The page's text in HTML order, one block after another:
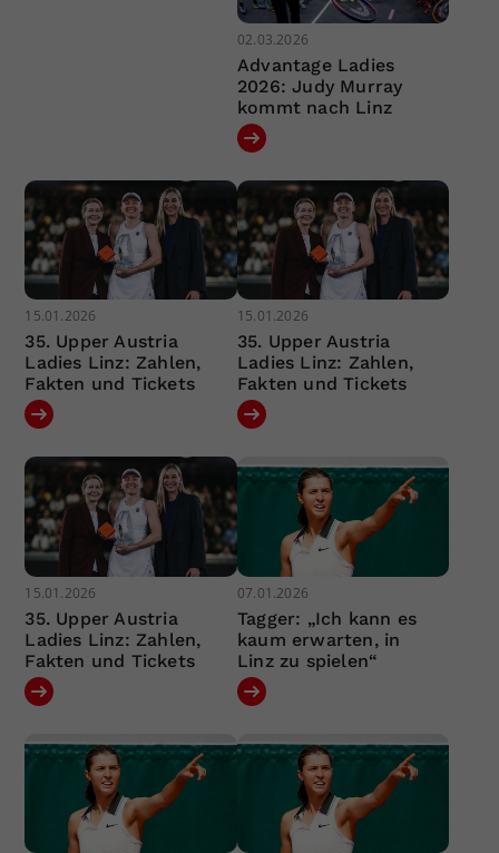
02.03.2026
Advantage Ladies
2026: Judy Murray
kommt nach Linz
15.01.2026
35. Upper Austria
Ladies Linz: Zahlen,
Fakten und Tickets
15.01.2026
35. Upper Austria
Ladies Linz: Zahlen,
Fakten und Tickets
15.01.2026
35. Upper Austria
Ladies Linz: Zahlen,
Fakten und Tickets
07.01.2026
Tagger: „Ich kann es
kaum erwarten, in
Linz zu spielen“